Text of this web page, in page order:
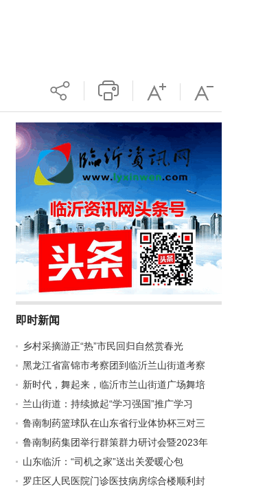
即时新闻
乡村采摘游正“热”市民回归自然赏春光
黑龙江省富锦市考察团到临沂兰山街道考察
新时代，舞起来，临沂市兰山街道广场舞培
兰山街道：持续掀起“学习强国”推广学习
鲁南制药篮球队在山东省行业体协杯三对三
鲁南制药集团举行群策群力研讨会暨2023年
山东临沂：“司机之家”送出关爱暖心包
罗庄区人民医院门诊医技病房综合楼顺利封